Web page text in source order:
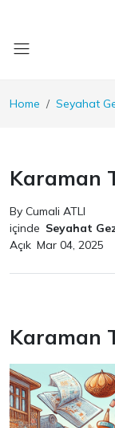
Home Seyahat
Karaman
By Cumali ATLI
içinde Seyahat
Açık Mar 04, 2025
Karaman